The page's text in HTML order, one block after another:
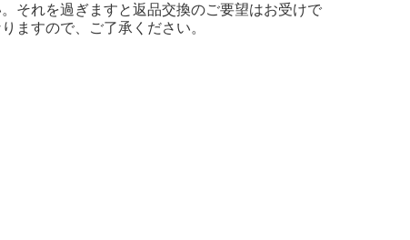
。それを過ぎますと返品交換のご要望はお受けで
ますので、ご了承ください。